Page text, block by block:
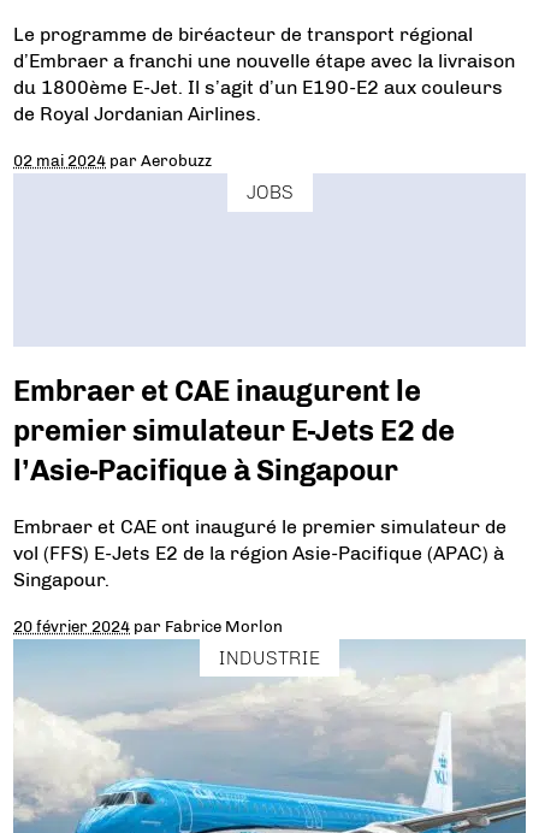
Le programme de biréacteur de transport régional
d’Embraer a franchi une nouvelle étape avec la livraison
du 1800ème E-Jet. Il s’agit d’un E190-E2 aux couleurs
de Royal Jordanian Airlines.
02 mai 2024 parAerobuzz
JOBS
Embraer et CAE inaugurent le
premier simulateur E-Jets E2 de
l’Asie-Pacifique à Singapour
Embraer et CAE ont inauguré le premier simulateur de
vol (FFS) E-Jets E2 de la région Asie-Pacifique (APAC) à
Singapour.
20 février 2024 par Fabrice Morlon
INDUSTRIE